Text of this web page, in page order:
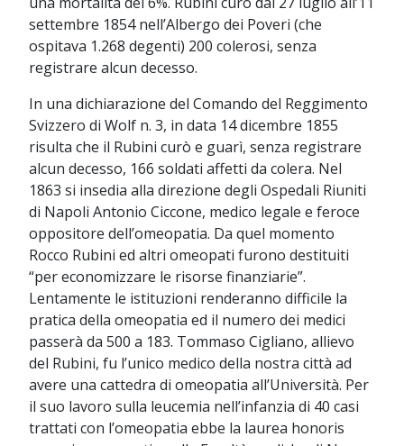
settembre 1854 nell’Albergo dei Poveri (che
ospitava 1.268 degenti) 200 colerosi, senza
registrare alcun decesso.
In una dichiarazione del Comando del Reggimento
Svizzero di Wolf n. 3, in data 14 dicembre 1855
risulta che il Rubini curò e guarì, senza registrare
alcun decesso, 166 soldati affetti da colera. Nel
1863 si insedia alla direzione degli Ospedali Riuniti
di Napoli Antonio Ciccone, medico legale e feroce
oppositore dell’omeopatia. Da quel momento
Rocco Rubini ed altri omeopati furono destituiti
“per economizzare le risorse finanziarie”.
Lentamente le istituzioni renderanno difficile la
pratica della omeopatia ed il numero dei medici
passerà da 500 a 183. Tommaso Cigliano, allievo
del Rubini, fu l’unico medico della nostra città ad
avere una cattedra di omeopatia all’Università. Per
il suo lavoro sulla leucemia nell’infanzia di 40 casi
trattati con l’omeopatia ebbe la laurea honoris